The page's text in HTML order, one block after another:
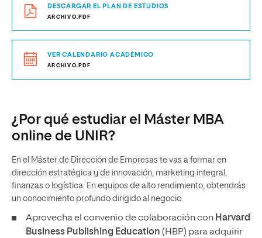
DESCARGAR EL PLAN DE ESTUDIOS
ARCHIVO.PDF
VER CALENDARIO ACADÉMICO
ARCHIVO.PDF
¿Por qué estudiar el Máster MBA
online de UNIR?
En el Máster de Dirección de Empresas te vas a formar en
dirección estratégica y de innovación, marketing integral,
finanzas o logística. En equipos de alto rendimiento, obtendrás
un conocimiento profundo dirigido al negocio.
Aprovecha el convenio de colaboración con Harvard
Business Publishing Education (HBP) para adquirir